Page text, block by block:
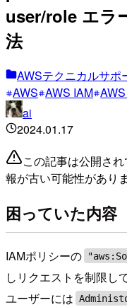
user/role エラ
法
AWSテクニカルサポ
AWS AWS IAM
ai
2024.01.17
この記事は公開さ
報が古い可能性があり
困っていた内容
IAMポリシーの
しリクエストを制限し
ユーザーには